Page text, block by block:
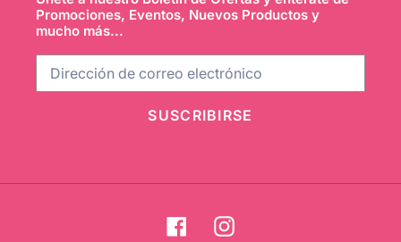
Promociones, Eventos, Nuevos Productos y
mucho más...
SUSCRIBIRSE
FacebookInstagram